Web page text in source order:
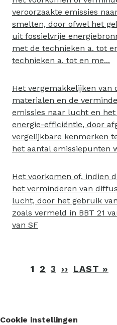
veroorzaakte emissies
smelten, door ofwel het
uit fossielvrije
met de technieken a. tot
technieken a. tot en me...
Het vergemakkelijken van
materialen en de
emissies naar lucht en het
energie-efficiëntie, door
vergelijkbare kenmerken
het aantal emissiepunten
Het voorkomen of, indien
het verminderen van
lucht, door het gebruik
zoals vermeld in BBT 21
van SF
Paginering
1 2 3 ›› VOLGENDE
LAST »
Cookie instellingen